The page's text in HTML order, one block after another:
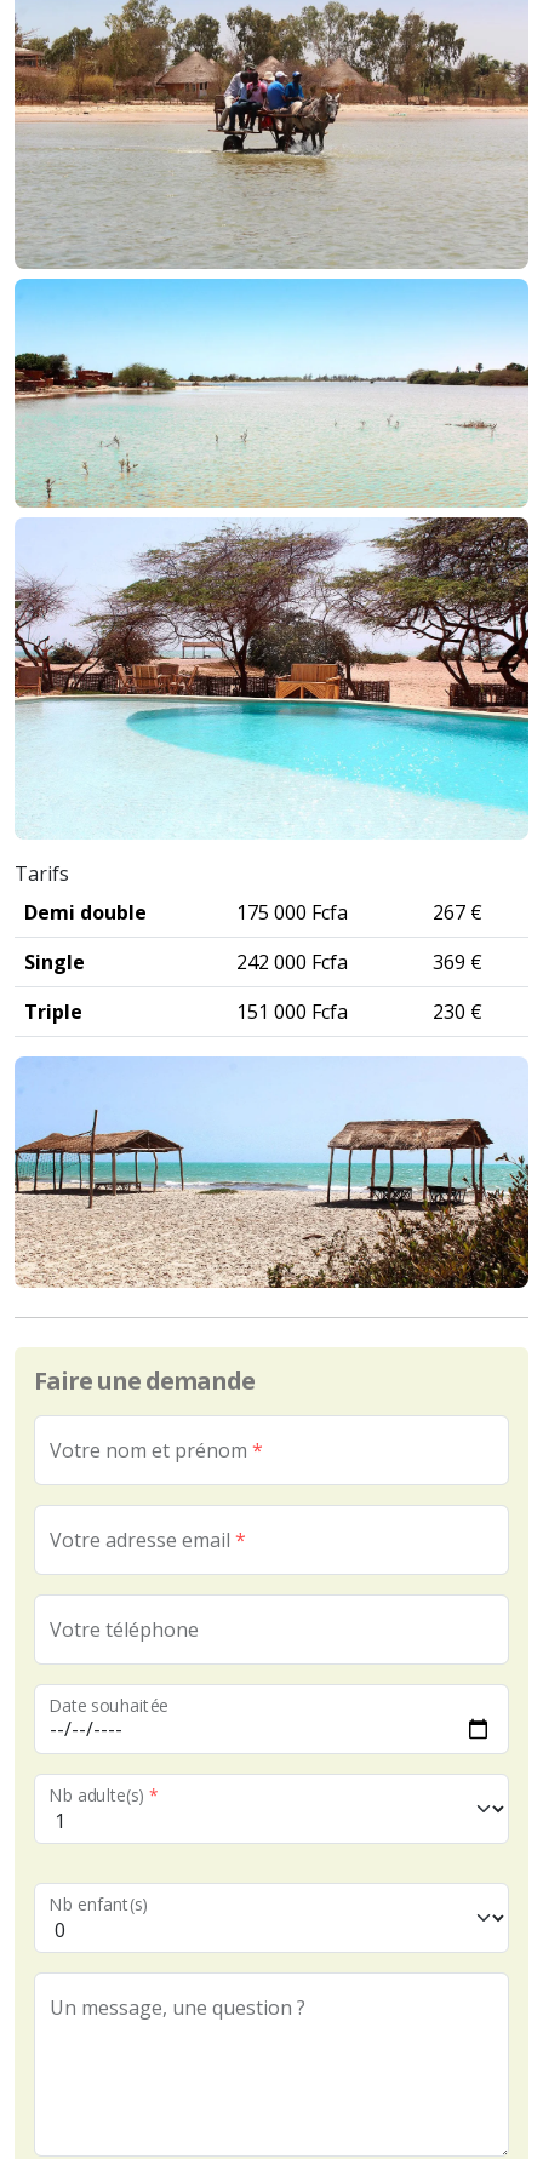
Tarifs
Demi double
175 000 Fcfa
267 €
Single
242 000 Fcfa
369 €
Triple
151 000 Fcfa 230 €
Faire une demande
Votre nom et prénom *
Votre adresse email *
Votre téléphone
Date souhaitée
Nb adulte(s) *
Nb enfant(s)
Un message, une question ?